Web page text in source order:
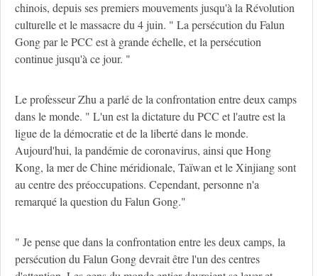
chinois, depuis ses premiers mouvements jusqu'à la Révolution
culturelle et le massacre du 4 juin. " La persécution du Falun
Gong par le PCC est à grande échelle, et la persécution
continue jusqu'à ce jour. "
Le professeur Zhu a parlé de la confrontation entre deux camps
dans le monde. " L'un est la dictature du PCC et l'autre est la
ligue de la démocratie et de la liberté dans le monde.
Aujourd'hui, la pandémie de coronavirus, ainsi que Hong
Kong, la mer de Chine méridionale, Taïwan et le Xinjiang sont
au centre des préoccupations. Cependant, personne n'a
remarqué la question du Falun Gong."
" Je pense que dans la confrontation entre les deux camps, la
persécution du Falun Gong devrait être l'un des centres